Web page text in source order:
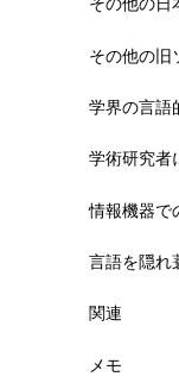
その他の旧
学界の言語
学術研究者
情報機器で
言語を隠れ
関連
メモ